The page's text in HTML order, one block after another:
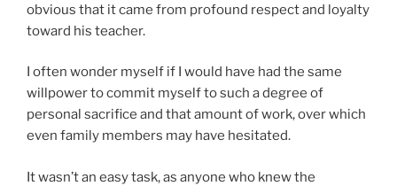
obvious that it came from profound respect and loyalty
toward his teacher.
I often wonder myself if I would have had the same
willpower to commit myself to such a degree of
personal sacrifice and that amount of work, over which
even family members may have hesitated.
It wasn’t an easy task, as anyone who knew the